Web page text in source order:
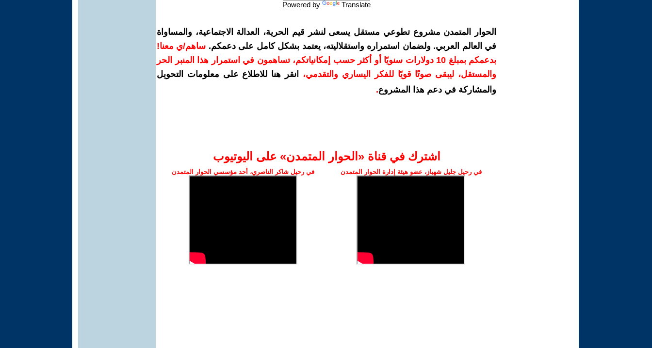
Powered by Translate
الحوار المتمدن مشروع تطوعي مستقل يسعى لنشر قيم الحرية، العدالة الاجتماعية، والمساواة
في العالم العربي. ولضمان استمراره واستقلاليته، يعتمد بشكل كامل على دعمكم. ساهم/ي معنا!
بدعمكم بمبلغ 10 دولارات سنويًا أو أكثر حسب إمكانياتكم، تساهمون في استمرار هذا المنبر الحر
والمستقل، ليبقى صوتًا قويًا للفكر اليساري والتقدمي،
انقر هنا للاطلاع على معلومات التحويل
والمشاركة في دعم هذا المشروع.
اشترك في قناة ‫«الحوار المتمدن» على اليوتيوب
في رحيل جليل شهباز، عضو هيئة إدارة الحوار المتمدن في رحيل شاكر الناصري، أحد مؤسسي الحوار المتمدن